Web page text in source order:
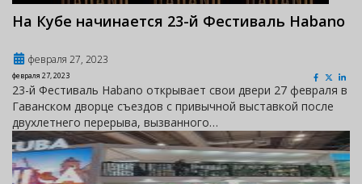
На Кубе начинается 23-й Фестиваль Habano
февраля 27, 2023
февраля 27, 2023
23-й Фестиваль Habano открывает свои двери 27 февраля в
Гаванском дворце съездов с привычной выставкой после
двухлетнего перерыва, вызванного…